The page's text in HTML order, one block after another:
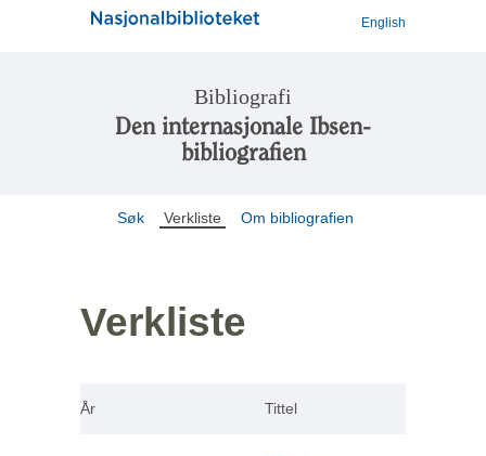
English
Bibliografi
Den internasjonale Ibsen-
bibliografien
Søk Verkliste Om bibliografien
Verkliste
År Tittel